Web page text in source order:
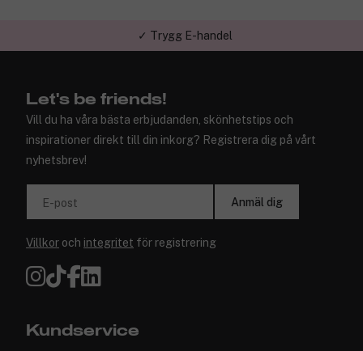
✓ Trygg E-handel
Let's be friends!
Vill du ha våra bästa erbjudanden, skönhetstips och
inspirationer direkt till din inkorg? Registrera dig på vårt
nyhetsbrev!
E-post Anmäl dig
Villkor och integritet för registrering
Kundservice